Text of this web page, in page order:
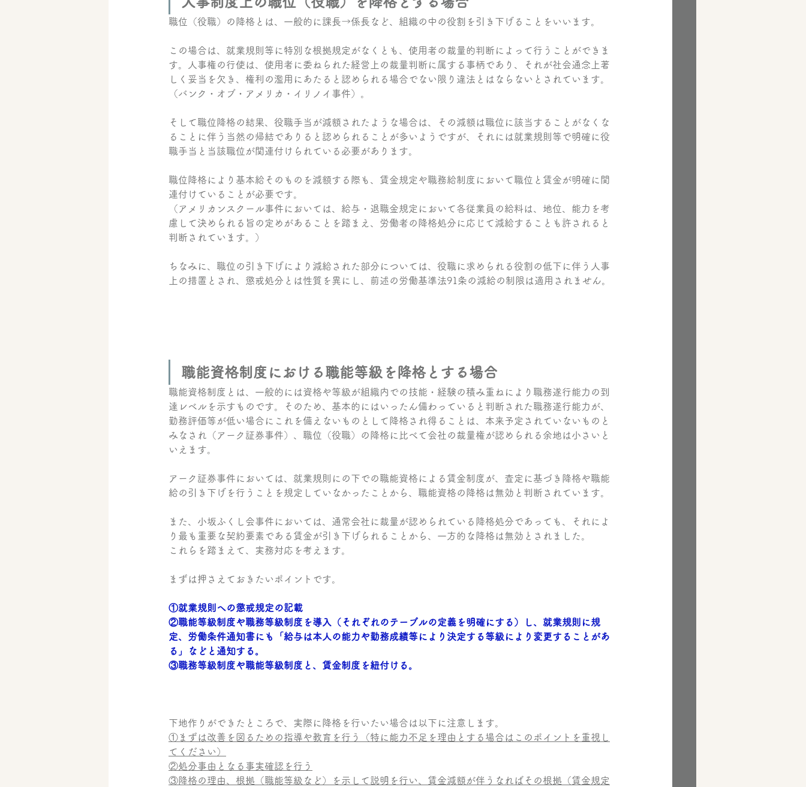
職位（役職）の降格とは、一般的に課長→係長など、組織の中の役割を引き下げることをいいます。
この場合は、就業規則等に特別な根拠規定がなくとも、使用者の裁量的判断によって行うことができま
す。人事権の行使は、使用者に委ねられた経営上の裁量判断に属する事柄であり、それが社会通念上著
しく妥当を欠き、権利の濫用にあたると認められる場合でない限り違法とはならないとされています。
（バンク・オブ・アメリカ・イリノイ事件）。
そして職位降格の結果、役職手当が減額されたような場合は、その減額は職位に該当することがなくな
ることに伴う当然の帰結でありると認められることが多いようですが、それには就業規則等で明確に役
職手当と当該職位が関連付けられている必要があります。
職位降格により基本給そのものを減額する際も、賃金規定や職務給制度において職位と賃金が明確に関
連付けていることが必要です。
（アメリカンスクール事件においては、給与・退職金規定において各従業員の給料は、地位、能力を考
慮して決められる旨の定めがあることを踏まえ、労働者の降格処分に応じて減給することも許されると
判断されています。）
ちなみに、職位の引き下げにより減給された部分については、役職に求められる役割の低下に伴う人事
上の措置とされ、懲戒処分とは性質を異にし、前述の労働基準法91条の減給の制限は適用されません。
職能資格制度における職能等級を降格とする場合
職能資格制度とは、一般的には資格や等級が組織内での技能・経験の積み重ねにより職務遂行能力の到
達レベルを示すものです。そのため、基本的にはいったん備わっていると判断された職務遂行能力が、
勤務評価等が低い場合にこれを備えないものとして降格され得ることは、本来予定されていないものと
みなされ（アーク証券事件）、職位（役職）の降格に比べて会社の裁量権が認められる余地は小さいと
いえます。
アーク証券事件においては、就業規則にの下での職能資格による賃金制度が、査定に基づき降格や職能
給の引き下げを行うことを規定していなかったことから、職能資格の降格は無効と判断されています。
また、小坂ふくし会事件においては、通常会社に裁量が認められている降格処分であっても、それによ
り最も重要な契約要素である賃金が引き下げられることから、一方的な降格は無効とされました。
これらを踏まえて、実務対応を考えます。
まずは押さえておきたいポイントです。
①就業規則への懲戒規定の記載
②職能等級制度や職務等級制度を導入（それぞれのテーブルの定義を明確にする）し、就業規則に規
定、労働条件通知書にも「給与は本人の能力や勤務成績等により決定する等級により変更することがあ
る」などと通知する。
③職務等級制度や職能等級制度と、賃金制度を紐付ける。
下地作りができたところで、実際に降格を行いたい場合は以下に注意します。
①まずは改善を図るための指導や教育を行う（特に能力不足を理由とする場合はこのポイントを重視し
てください）
②処分事由となる事実確認を行う
③降格の理由、根拠（職能等級など）を示して説明を行い、賃金減額が伴うなればその根拠（賃金規定